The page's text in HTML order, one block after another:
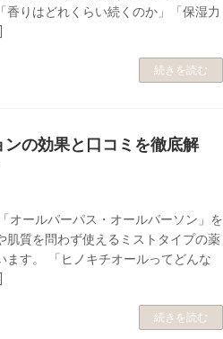
香りはどれくらい続くのか」「保湿力
続きを読む
ンの効果と口コミを徹底解
オールパーパス・オールパーソン」を
肌質を問わず使えるミストタイプの薬
ます。 「ヒノキチオールってどんな
続きを読む